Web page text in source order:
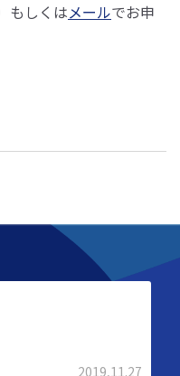
もしくはメールでお申
2019,11.27